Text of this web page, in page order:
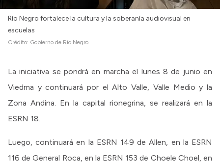
Río Negro fortalece la cultura y la soberanía audiovisual en
escuelas
Crédito: Gobierno de Río Negro
La iniciativa se pondrá en marcha el lunes 8 de junio en
Viedma y continuará por el Alto Valle, Valle Medio y la
Zona Andina. En la capital rionegrina, se realizará en la
ESRN 18.
Luego, continuará en la ESRN 149 de Allen, en la ESRN
116 de General Roca, en la ESRN 153 de Choele Choel, en